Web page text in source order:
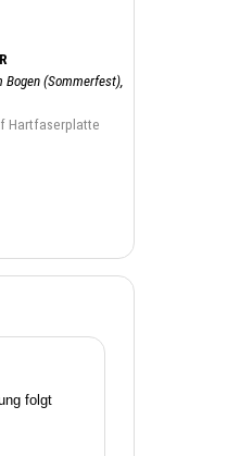
(Sommerfest),
Hartfaserplatte